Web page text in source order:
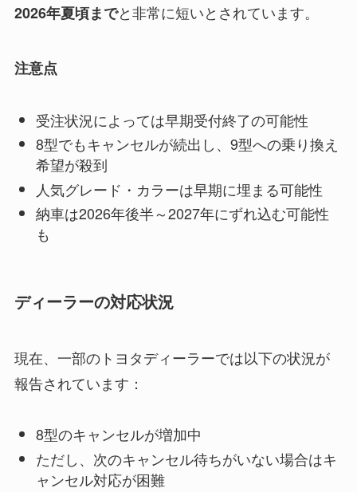
2026年夏頃までと非常に短いとされています。
注意点
受注状況によっては早期受付終了の可能性
8型でもキャンセルが続出し、9型への乗り換え
希望が殺到
人気グレード・カラーは早期に埋まる可能性
納車は2026年後半～2027年にずれ込む可能性
も
ディーラーの対応状況
現在、一部のトヨタディーラーでは以下の状況が
報告されています：
8型のキャンセルが増加中
ただし、次のキャンセル待ちがいない場合はキ
ャンセル対応が困難